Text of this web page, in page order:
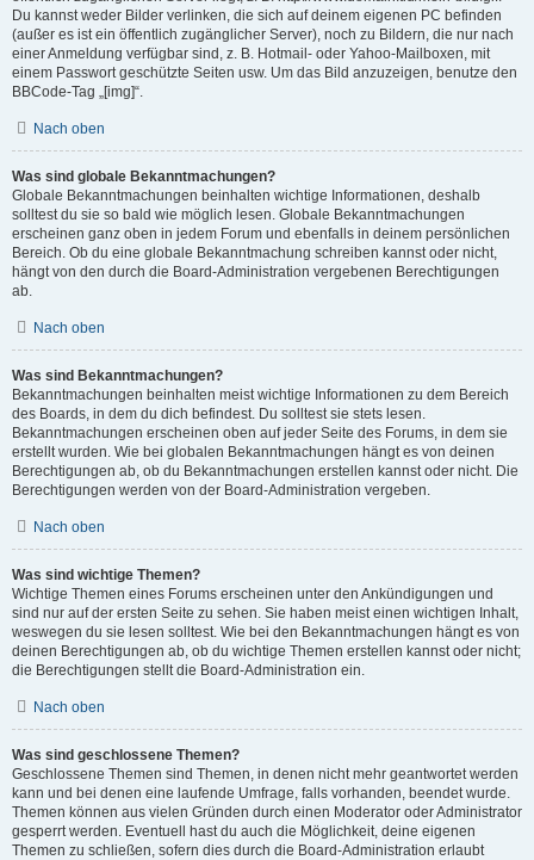
Du kannst weder Bilder verlinken, die sich auf deinem eigenen PC befinden
(außer es ist ein öffentlich zugänglicher Server), noch zu Bildern, die nur nach
einer Anmeldung verfügbar sind, z. B. Hotmail- oder Yahoo-Mailboxen, mit
einem Passwort geschützte Seiten usw. Um das Bild anzuzeigen, benutze den
BBCode-Tag „[img]“.
Nach oben
Was sind globale Bekanntmachungen?
Globale Bekanntmachungen beinhalten wichtige Informationen, deshalb
solltest du sie so bald wie möglich lesen. Globale Bekanntmachungen
erscheinen ganz oben in jedem Forum und ebenfalls in deinem persönlichen
Bereich. Ob du eine globale Bekanntmachung schreiben kannst oder nicht,
hängt von den durch die Board-Administration vergebenen Berechtigungen
ab.
Nach oben
Was sind Bekanntmachungen?
Bekanntmachungen beinhalten meist wichtige Informationen zu dem Bereich
des Boards, in dem du dich befindest. Du solltest sie stets lesen.
Bekanntmachungen erscheinen oben auf jeder Seite des Forums, in dem sie
erstellt wurden. Wie bei globalen Bekanntmachungen hängt es von deinen
Berechtigungen ab, ob du Bekanntmachungen erstellen kannst oder nicht. Die
Berechtigungen werden von der Board-Administration vergeben.
Nach oben
Was sind wichtige Themen?
Wichtige Themen eines Forums erscheinen unter den Ankündigungen und
sind nur auf der ersten Seite zu sehen. Sie haben meist einen wichtigen Inhalt,
weswegen du sie lesen solltest. Wie bei den Bekanntmachungen hängt es von
deinen Berechtigungen ab, ob du wichtige Themen erstellen kannst oder nicht;
die Berechtigungen stellt die Board-Administration ein.
Nach oben
Was sind geschlossene Themen?
Geschlossene Themen sind Themen, in denen nicht mehr geantwortet werden
kann und bei denen eine laufende Umfrage, falls vorhanden, beendet wurde.
Themen können aus vielen Gründen durch einen Moderator oder Administrator
gesperrt werden. Eventuell hast du auch die Möglichkeit, deine eigenen
Themen zu schließen, sofern dies durch die Board-Administration erlaubt